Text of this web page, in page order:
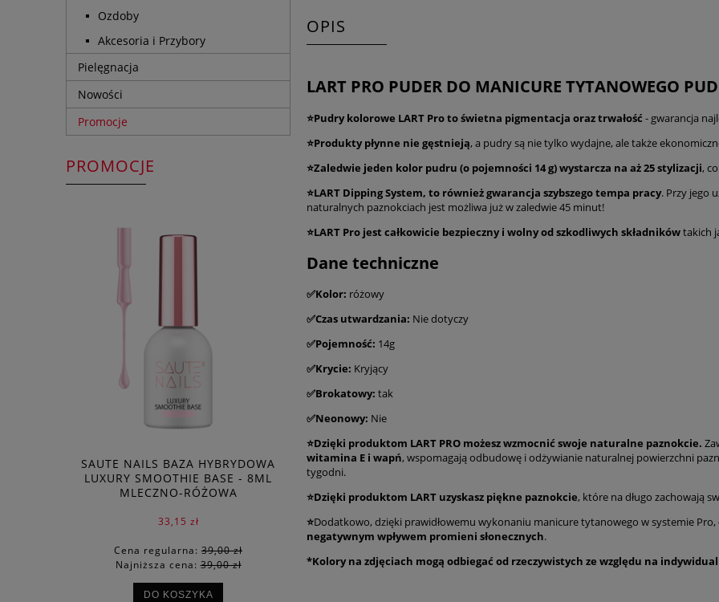
Ozdoby
Akcesoria i Przybory
Pielęgnacja
Nowości
Promocje
PROMOCJE
SAUTE NAILS BAZA HYBRYDOWA
LUXURY SMOOTHIE BASE - 8ML
MLECZNO-RÓŻOWA
33,15 zł
Cena regularna: 39,00 zł
Najniższa cena:39,00 zł
DO KOSZYKA
OPIS
LART PRO PUDER DO MANICURE TYTANOWEGO
⭐Pudry kolorowe LART Pro to świetna pigmentacja oraz trwałość - gwarancja
⭐Produkty płynne nie gęstnieją, a pudry są nie tylko wydajne, ale także
⭐Zaledwie jeden kolor pudru (o pojemności 14 g) wystarcza na aż 25 stylizacji,
⭐LART Dipping System, to również gwarancja szybszego tempa pracy. Przy jego
naturalnych paznokciach jest możliwa już w zaledwie 45 minut!
⭐LART Pro jest całkowicie bezpieczny i wolny od szkodliwych składnikówtakich
Dane techniczne
✅Kolor: różowy
✅Czas utwardzania: Nie dotyczy
✅Pojemność: 14g
✅Krycie: Kryjący
✅Brokatowy: tak
✅Neonowy: Nie
⭐Dzięki produktom LART PRO możesz wzmocnić swoje naturalne paznokcie.
witamina E i wapń, wspomagają odbudowę i odżywianie naturalnej powierzchni
tygodni.
⭐Dzięki produktom LART uzyskasz piękne paznokcie, które na długo zachowają
⭐Dodatkowo, dzięki prawidłowemu wykonaniu manicure tytanowego w systemie Pro,
negatywnym wpływem promieni słonecznych.
*Kolory na zdjęciach mogą odbiegać od rzeczywistych ze względu na